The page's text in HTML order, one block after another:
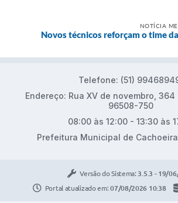
NOTÍCIA
Novos técnicos reforçam o time
Telefone: (51)
Endereço: Rua XV de novembro, 364
96508-750
08:00 às 12:00 - 13:30 às
Prefeitura Municipal de
Versão do Sistema: 3.5.3 - 19/
Portal atualizado em:07/08/2026 10:38